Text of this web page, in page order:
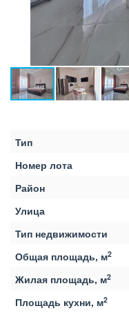
Тип
Номер лота
Район
Улица
Тип недвижимости
Общая площадь, м2
Жилая площадь, м2
Площадь кухни, м2